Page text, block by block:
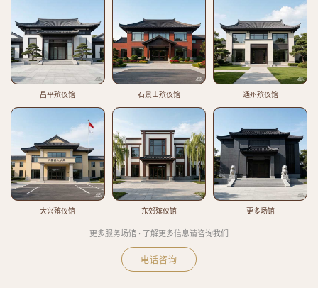
昌平殡仪馆 石景山殡仪馆 通州殡仪馆
大兴殡仪馆 东郊殡仪馆 更多场馆
更多服务场馆 · 了解更多信息请咨询我们
电话咨询